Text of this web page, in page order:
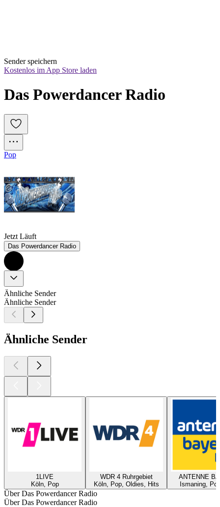
Sender speichern
Kostenlos im App Store laden
Das Powerdancer Radio
Pop
Jetzt Läuft
Das Powerdancer Radio
Ähnliche Sender
Ähnliche Sender
Ähnliche Sender
1LIVE
Köln, Pop
WDR 4 Ruhrgebiet
Köln, Pop, Oldies, Hits
ANTENNE
Ismaning,
Über Das Powerdancer Radio
Über Das Powerdancer Radio